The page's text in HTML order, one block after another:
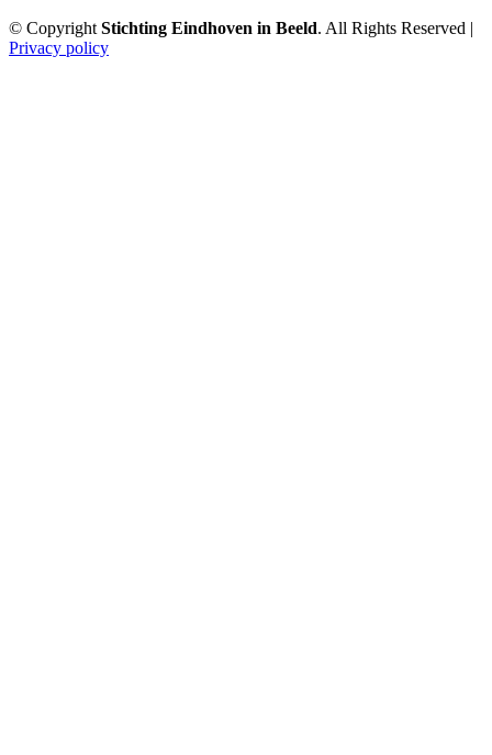
© CopyrightStichting Eindhoven in Beeld. All Rights Reserved |
Privacy policy